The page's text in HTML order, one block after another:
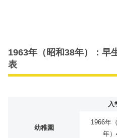
1963年（昭和38年）：早
表
入
幼稚園
1966年
年）